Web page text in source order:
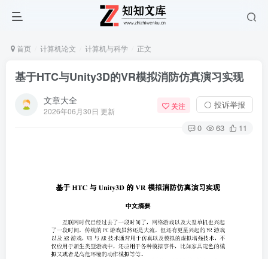
首页 计算机论文 计算机与科学 正文
基于HTC与Unity3D的VR模拟消防仿真演习实现
文章大全
2026年06月30日 更新
关注 ⚪ 投诉举报
0 63 11